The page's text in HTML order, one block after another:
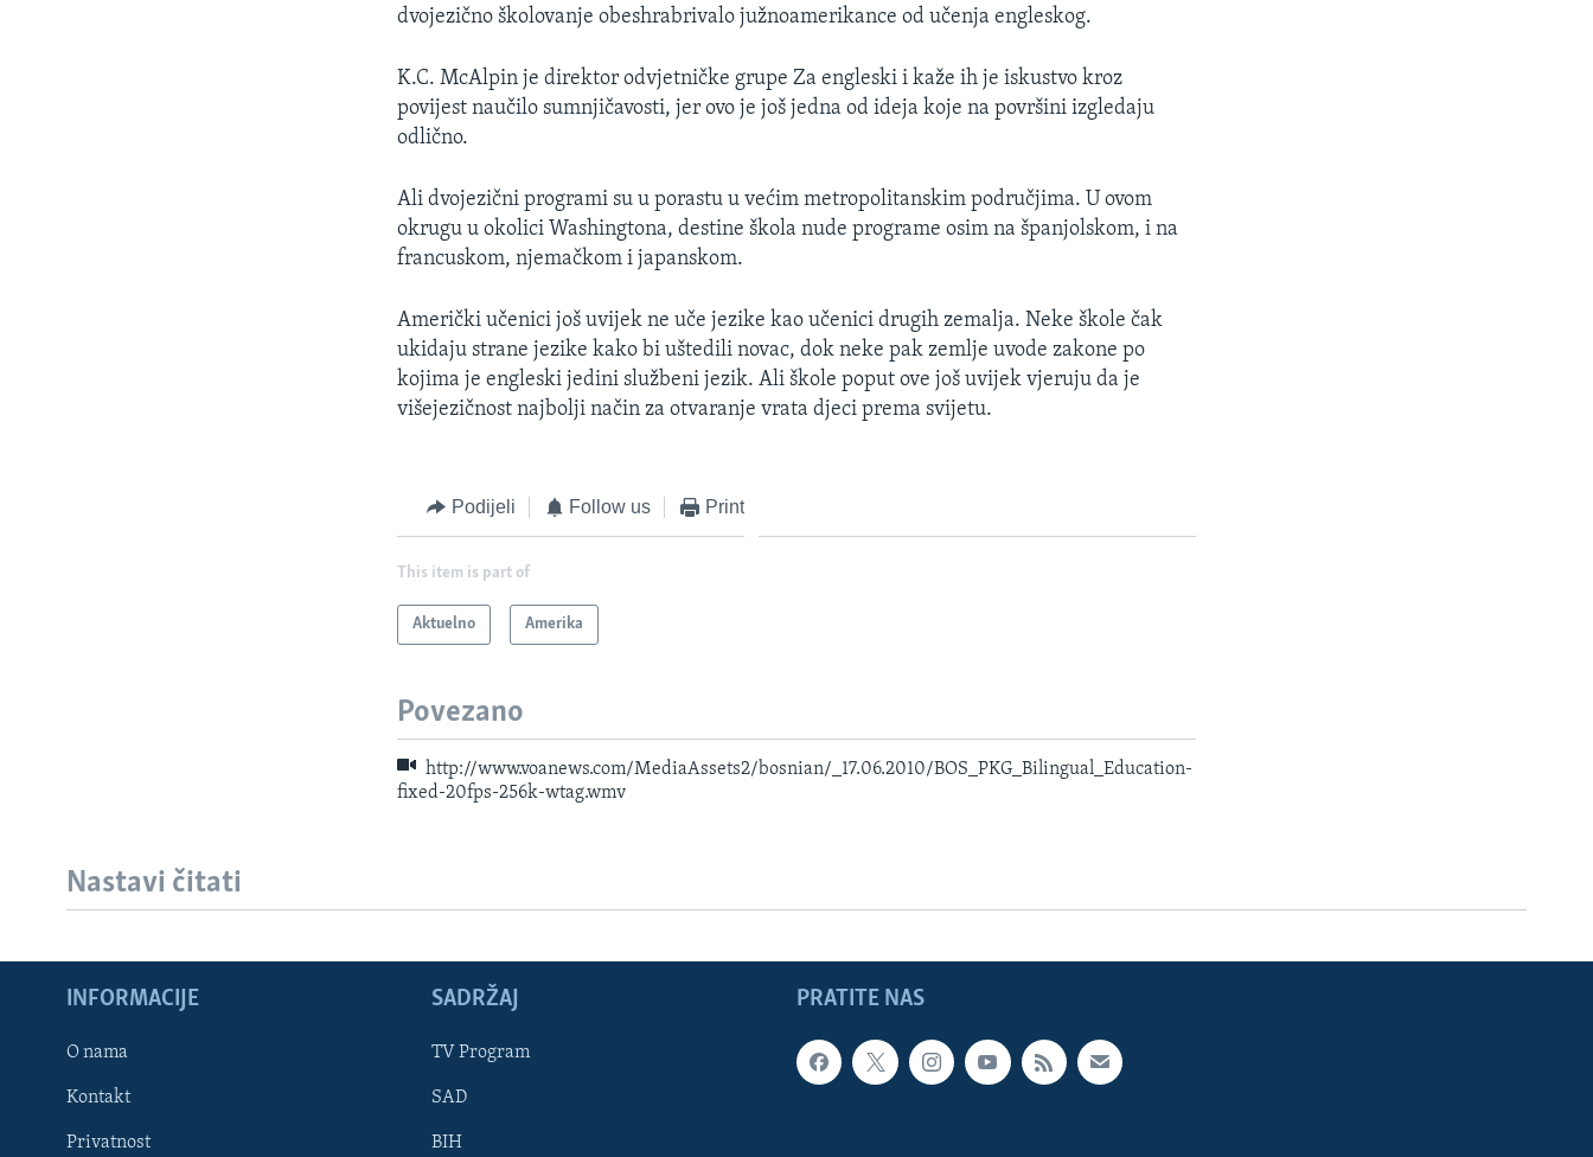
Learning English
dvojezično školovanje obeshrabrivalo južnoamerikance od učenja engleskog.
K.C. McAlpin je direktor odvjetničke grupe Za engleski i kaže ih je iskustvo kroz
povijest naučilo sumnjičavosti, jer ovo je još jedna od ideja koje na površini izgledaju
odlično.
Ali dvojezični programi su u porastu u većim metropolitanskim područjima. U ovom
okrugu u okolici Washingtona, destine škola nude programe osim na španjolskom, i na
francuskom, njemačkom i japanskom.
Američki učenici još uvijek ne uče jezike kao učenici drugih zemalja. Neke škole čak
ukidaju strane jezike kako bi uštedili novac, dok neke pak zemlje uvode zakone po
kojima je engleski jedini službeni jezik. Ali škole poput ove još uvijek vjeruju da je
višejezičnost najbolji način za otvaranje vrata djeci prema svijetu.
Podijeli Follow us Print
This item is part of
Aktuelno Amerika
Povezano
http://www.voanews.com/MediaAssets2/bosnian/_17.06.2010/BOS_PKG_Bilingual_Education-
fixed-20fps-256k-wtag.wmv
Nastavi čitati
PRATITE NAS
INFORMACIJE
O nama
Kontakt
Privatnost
SADRŽAJ
TV Program
SAD
BIH